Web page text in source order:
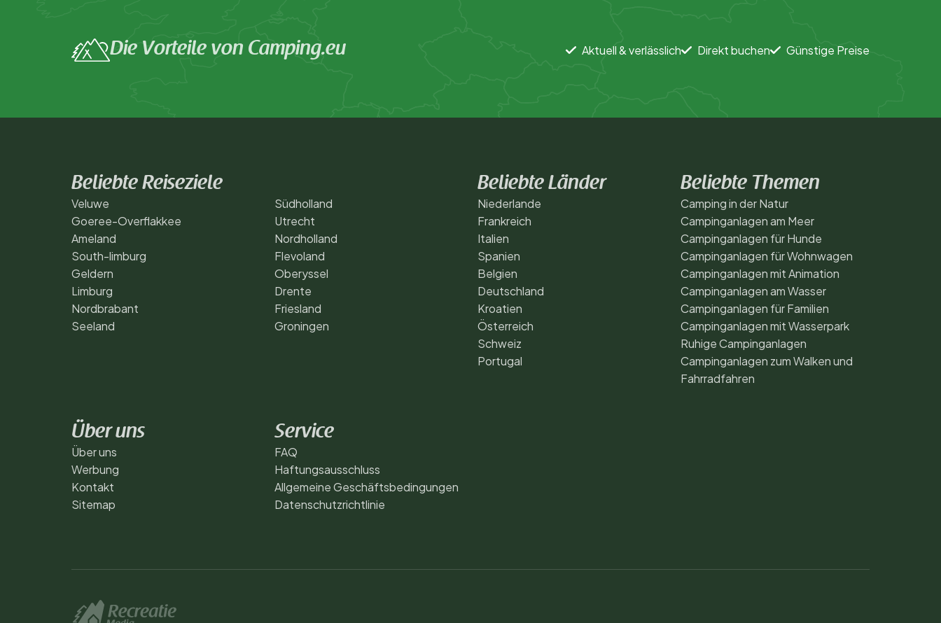
Die Vorteile von Camping.eu Aktuell & verlässlich Direkt buchen Günstige Preise
Beliebte Reiseziele
Veluwe
Goeree-Overflakkee
Ameland
South-limburg
Geldern
Limburg
Nordbrabant
Seeland
Südholland
Utrecht
Nordholland
Flevoland
Oberyssel
Drente
Friesland
Groningen
Beliebte Länder
Niederlande
Frankreich
Italien
Spanien
Belgien
Deutschland
Kroatien
Österreich
Schweiz
Portugal
Beliebte Themen
Camping in der Natur
Campinganlagen am Meer
Campinganlagen für Hunde
Campinganlagen für Wohnwagen
Campinganlagen mit Animation
Campinganlagen am Wasser
Campinganlagen für Familien
Campinganlagen mit Wasserpark
Ruhige Campinganlagen
Campinganlagen zum Walken und
Fahrradfahren
Über uns
Über uns
Werbung
Kontakt
Sitemap
Service
FAQ
Haftungsausschluss
Allgemeine Geschäftsbedingungen
Datenschutzrichtlinie